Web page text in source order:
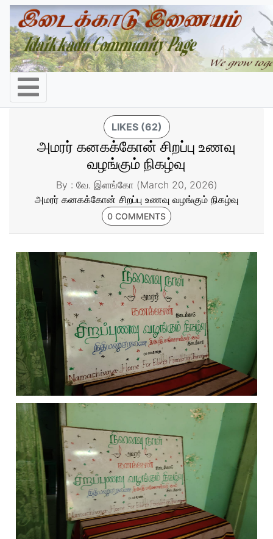
LIKES (62)
அமரர் கனகக்கோன் சிறப்பு உணவு
வழங்கும் நிகழ்வு
By : வே. இளங்கோ (March 20, 2026)
அமரர் கனகக்கோன் சிறப்பு உணவு வழங்கும் நிகழ்வு
0 COMMENTS